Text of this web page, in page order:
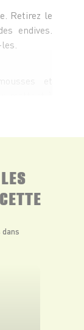
Retirez le
endives.
et
à la
dans